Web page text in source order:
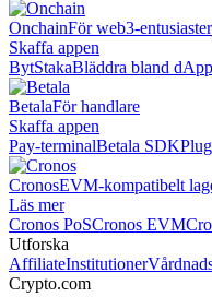
OnchainFör web3-entusiaster
Skaffa appen
BytStakaBläddra bland
BetalaFör handlare
Skaffa appen
Pay-terminalBetala SDK
CronosEVM-kompatibelt
Läs mer
Cronos PoSCronos EVM
Utforska
AffiliateInstitutioner
Crypto.com